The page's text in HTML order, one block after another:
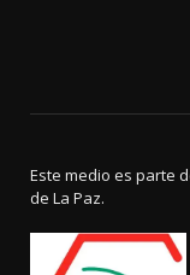
Este medio es parte
de La Paz.